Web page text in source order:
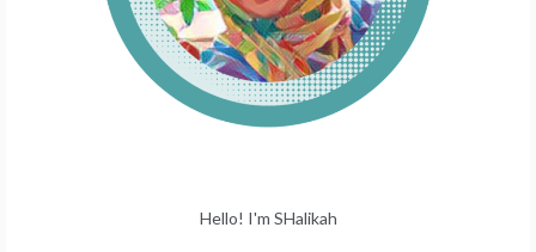
Hello! I'm SHalikah